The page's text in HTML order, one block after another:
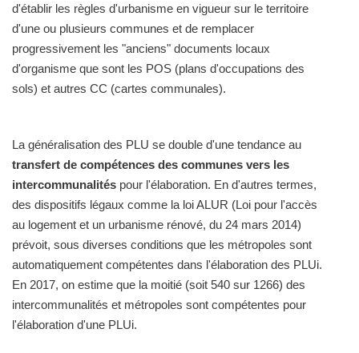
d'établir les règles d'urbanisme en vigueur sur le territoire
d'une ou plusieurs communes et de remplacer
progressivement les "anciens" documents locaux
d'organisme que sont les POS (plans d'occupations des
sols) et autres CC (cartes communales).
La généralisation des PLU se double d'une tendance au
transfert de compétences des communes vers les
intercommunalités pour l'élaboration. En d'autres termes,
des dispositifs légaux comme la loi ALUR (Loi pour l'accès
au logement et un urbanisme rénové, du 24 mars 2014)
prévoit, sous diverses conditions que les métropoles sont
automatiquement compétentes dans l'élaboration des PLUi.
En 2017, on estime que la moitié (soit 540 sur 1266) des
intercommunalités et métropoles sont compétentes pour
l'élaboration d'une PLUi.